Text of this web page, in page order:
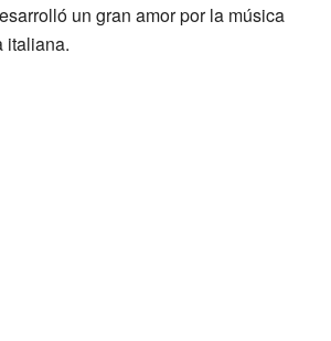
un gran amor por la música
italiana.